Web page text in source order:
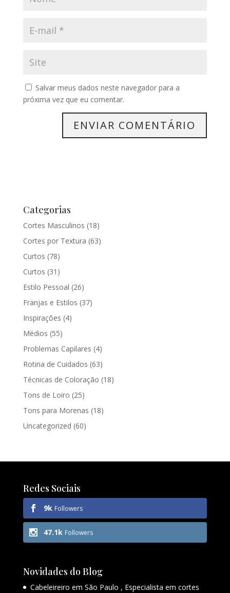
Salvar meus dados neste navegador para a
próxima vez que eu comentar.
Categorias
Cortes Masculinos (18)
Cortes por Textura (63)
Curtos (78)
Curtos (31)
Estilo Pessoal (26)
Franjas e Estilos (37)
Inspirações (4)
Médios (55)
Problemas Capilares (4)
Rotina de Cuidados (63)
Técnicas de Coloração (18)
Tons de Loiro (25)
Tons para Morenas (18)
Uncategorized (60)
Redes Sociais
9k Followers
47.1k Followers
Novidades do Blog
Cabeleireiro em São Paulo , Especialista em cortes